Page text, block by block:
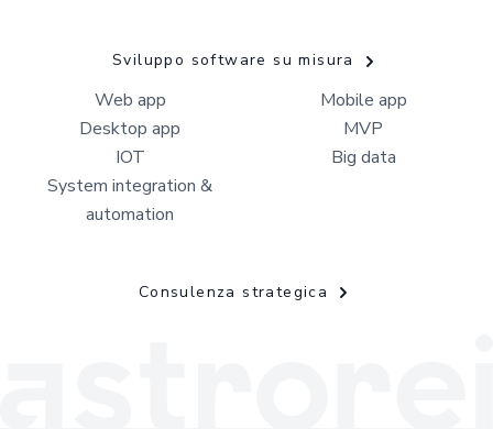
Sviluppo software su misura
Web app
Mobile app
Desktop app
MVP
IOT
Big data
System integration &
automation
Consulenza strategica